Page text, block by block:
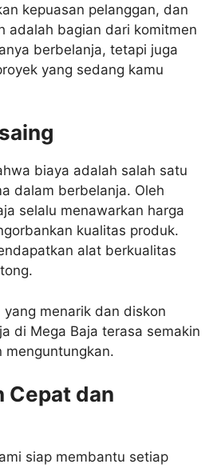
kepuasan pelanggan, dan
adalah bagian dari komitmen
berbelanja, tetapi juga
yang sedang kamu
biaya adalah salah satu
dalam berbelanja. Oleh
selalu menawarkan harga
kualitas produk.
alat berkualitas
menarik dan diskon
di Mega Baja terasa semakin
menguntungkan.
Cepat dan
siap membantu setiap